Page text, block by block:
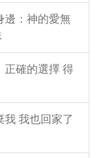
邊：神的愛無
正確的選擇 得
我 我也回家了